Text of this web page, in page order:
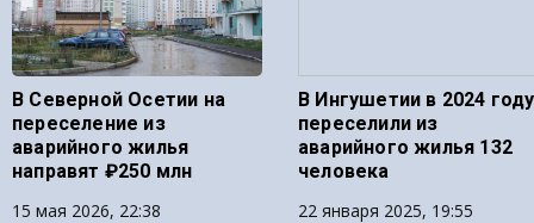
В Северной Осетии на
переселение из
аварийного жилья
направят ₽250 млн
15 мая 2026, 22:38
В Ингушетии в 2024 году
переселили из
аварийного жилья 132
человека
22 января 2025, 19:55